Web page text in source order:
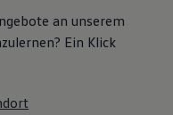
an unserem
Ein Klick